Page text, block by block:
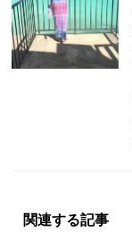
関連する記事